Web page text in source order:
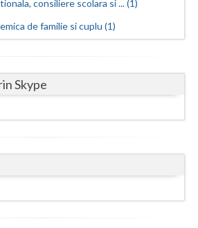
consiliere scolara si ... (1)
de familie si cuplu (1)
Skype